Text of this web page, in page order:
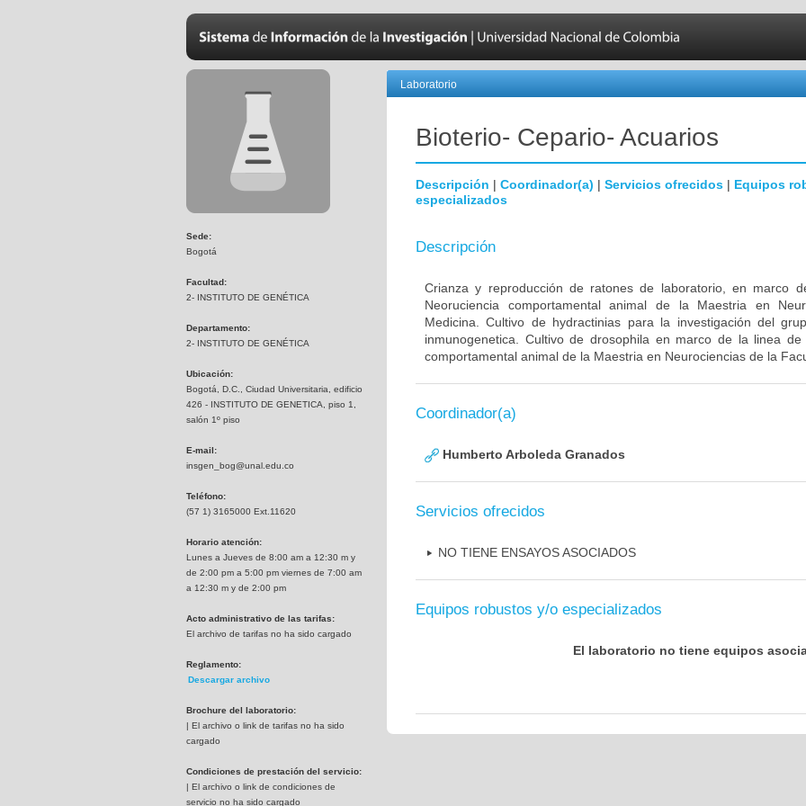
Sede:
Bogotá
Facultad:
2- INSTITUTO DE GENÉTICA
Departamento:
2- INSTITUTO DE GENÉTICA
Ubicación:
Bogotá, D.C., Ciudad Universitaria, edificio
426 - INSTITUTO DE GENETICA, piso 1,
salón 1º piso
E-mail:
insgen_bog@unal.edu.co
Teléfono:
(57 1) 3165000 Ext.11620
Horario atención:
Lunes a Jueves de 8:00 am a 12:30 m y
de 2:00 pm a 5:00 pm viernes de 7:00 am
a 12:30 m y de 2:00 pm
Acto administrativo de las tarifas:
El archivo de tarifas no ha sido cargado
Reglamento:
Descargar archivo
Brochure del laboratorio:
| El archivo o link de tarifas no ha sido
cargado
Condiciones de prestación del servicio:
| El archivo o link de condiciones de
servicio no ha sido cargado
Laboratorio
Bioterio- Cepario- Acuarios
Descripción | Coordinador(a) | Servicios ofrecidos | Equipos
especializados
Descripción
Crianza y reproducción de ratones de laboratorio, en marco
Neoruciencia comportamental animal de la Maestria en
Medicina. Cultivo de hydractinias para la investigación del
inmunogenetica. Cultivo de drosophila en marco de la linea de
comportamental animal de la Maestria en Neurociencias de la
Coordinador(a)
Humberto Arboleda Granados
Servicios ofrecidos
NO TIENE ENSAYOS ASOCIADOS
Equipos robustos y/o especializados
El laboratorio no tiene equipos